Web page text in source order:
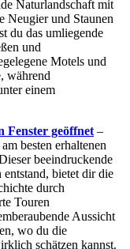
Naturlandschaft mit
Neugier und Staunen
du das umliegende
und
Motels und
während
einem
Fenster geöffnet –
besten erhaltenen
beeindruckende
entstand, bietet dir die
durch
Touren
Aussicht
wo du die
schätzen kannst.